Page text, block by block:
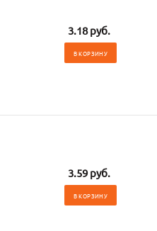
3.18 руб.
В КОРЗИНУ
3.59 руб.
В КОРЗИНУ